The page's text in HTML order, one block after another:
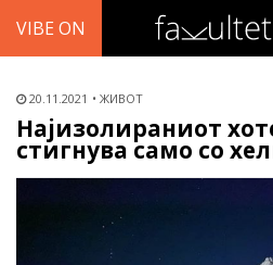
VIBE ON
20.11.2021 ЖИВОТ
Најизолираниот
стигнува само со